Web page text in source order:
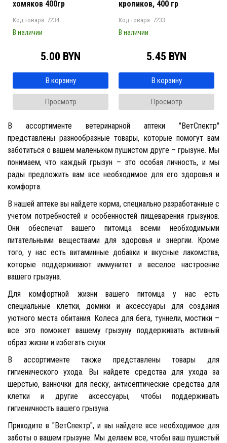
хомяков 400гр
Код товара: 7234
В наличии
5.00 BYN
В корзину
Просмотр
кроликов, 400 гр
Код товара: 7233
В наличии
5.45 BYN
В корзину
Просмотр
В ассортименте ветеринарной аптеки "ВетСпектр"
представлены разнообразные товары, которые помогут вам
заботиться о вашем маленьком пушистом друге – грызуне. Мы
понимаем, что каждый грызун – это особая личность, и мы
рады предложить вам все необходимое для его здоровья и
комфорта.
В нашей аптеке вы найдете корма, специально разработанные с
учетом потребностей и особенностей пищеварения грызунов.
Они обеспечат вашего питомца всеми необходимыми
питательными веществами для здоровья и энергии. Кроме
того, у нас есть витаминные добавки и вкусные лакомства,
которые поддерживают иммунитет и веселое настроение
вашего грызуна.
Для комфортной жизни вашего питомца у нас есть
специальные клетки, домики и аксессуары для создания
уютного места обитания. Колеса для бега, туннели, мостики –
все это поможет вашему грызуну поддерживать активный
образ жизни и избегать скуки.
В ассортименте также представлены товары для
гигиенического ухода. Вы найдете средства для ухода за
шерстью, ванночки для песку, антисептические средства для
клетки и другие аксессуары, чтобы поддерживать
гигиеничность вашего грызуна.
Приходите в "ВетСпектр", и вы найдете все необходимое для
заботы о вашем грызуне. Мы делаем все, чтобы ваш пушистый